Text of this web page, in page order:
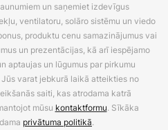
un saņemiet izdevīgus
ventilatoru, solāro sistēmu un viedo
produktu cenu samazinājumus vai
un prezentācijas, kā arī iespējamo
aptaujas un lūgumus par pirkumu
varat jebkurā laikā atteikties no
saiti, kas atrodama katrā
mūsu kontaktformu. Sīkāka
privātuma politikā.